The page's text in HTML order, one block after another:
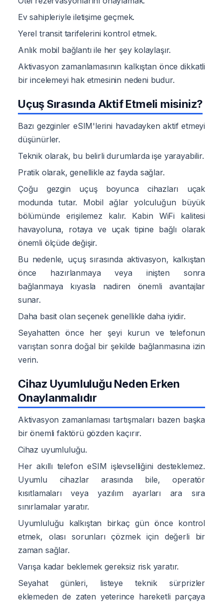
Ev sahipleriyle iletişime geçmek.
Yerel transit tarifelerini kontrol etmek.
Anlık mobil bağlantı ile her şey kolaylaşır.
Aktivasyon zamanlamasının kalkıştan önce dikkatli
bir incelemeyi hak etmesinin nedeni budur.
Uçuş Sırasında Aktif Etmeli misiniz?
Bazı gezginler eSIM'lerini havadayken aktif etmeyi
düşünürler.
Teknik olarak, bu belirli durumlarda işe yarayabilir.
Pratik olarak, genellikle az fayda sağlar.
Çoğu gezgin uçuş boyunca cihazları uçak
modunda tutar. Mobil ağlar yolculuğun büyük
bölümünde erişilemez kalır. Kabin WiFi kalitesi
havayoluna, rotaya ve uçak tipine bağlı olarak
önemli ölçüde değişir.
Bu nedenle, uçuş sırasında aktivasyon, kalkıştan
önce hazırlanmaya veya inişten sonra
bağlanmaya kıyasla nadiren önemli avantajlar
sunar.
Daha basit olan seçenek genellikle daha iyidir.
Seyahatten önce her şeyi kurun ve telefonun
varıştan sonra doğal bir şekilde bağlanmasına izin
verin.
Cihaz Uyumluluğu Neden Erken
Onaylanmalıdır
Aktivasyon zamanlaması tartışmaları bazen başka
bir önemli faktörü gözden kaçırır.
Cihaz uyumluluğu.
Her akıllı telefon eSIM işlevselliğini desteklemez.
Uyumlu cihazlar arasında bile, operatör
kısıtlamaları veya yazılım ayarları ara sıra
sınırlamalar yaratır.
Uyumluluğu kalkıştan birkaç gün önce kontrol
etmek, olası sorunları çözmek için değerli bir
zaman sağlar.
Varışa kadar beklemek gereksiz risk yaratır.
Seyahat günleri, listeye teknik sürprizler
eklemeden de zaten yeterince hareketli parçaya